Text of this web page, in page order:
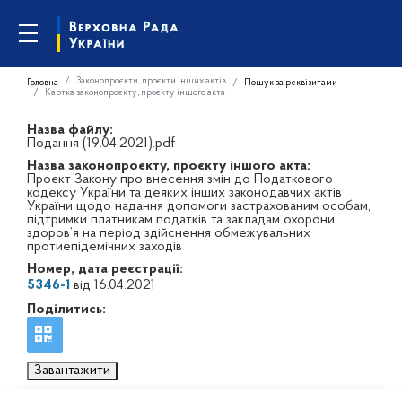
Головна Законопроєкти, проєкти інших актів
Пошук за реквізитами
Картка законопроєкту, проєкту іншого акта
Назва файлу:
Подання (19.04.2021).pdf
Назва законопроєкту, проєкту іншого акта:
Проєкт Закону про внесення змін до Податкового
кодексу України та деяких інших законодавчих актів
України щодо надання допомоги застрахованим особам,
підтримки платникам податків та закладам охорони
здоров’я на період здійснення обмежувальних
протиепідемічних заходів
Номер, дата реєстрації:
5346-1 від 16.04.2021
Поділитись:
Завантажити